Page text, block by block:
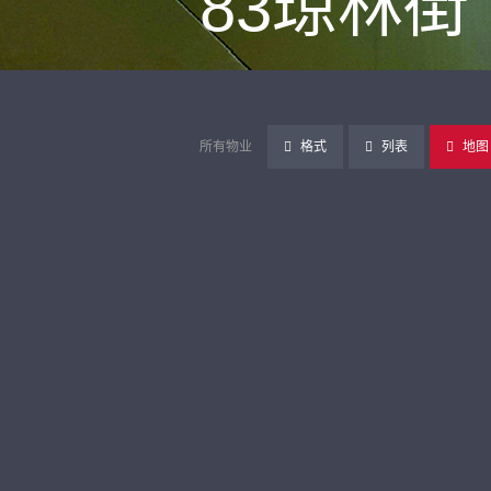
所有物业 格式 列表 地图